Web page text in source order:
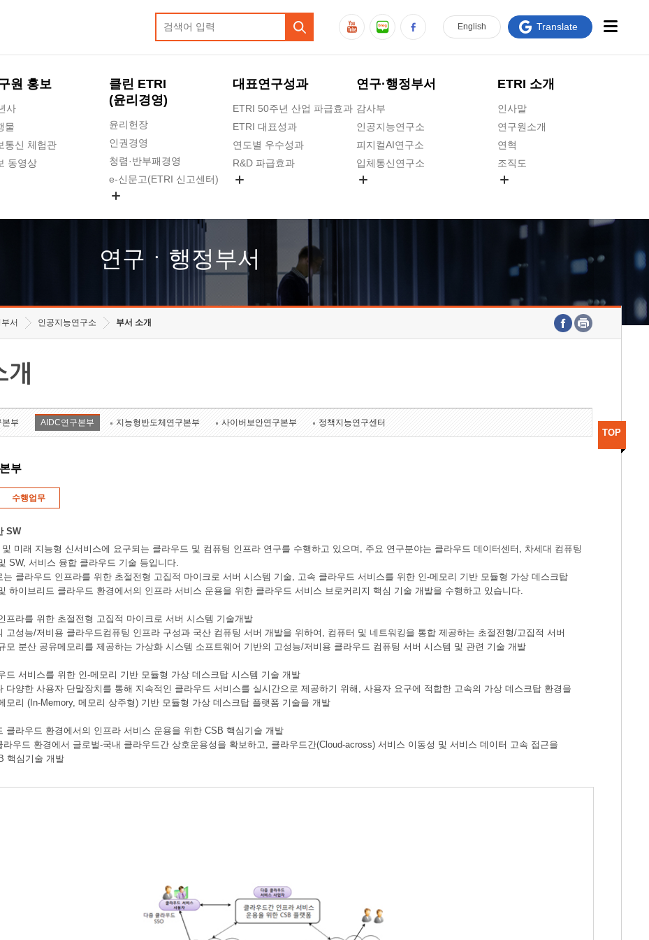
원 홍보
사
물
통신 체험관
동영상
클린 ETRI
(윤리경영)
윤리헌장
인권경영
청렴·반부패경영
e-신문고(ETRI 신고센터)
고객의소리
수의계약 현황
대표연구성과
ETRI 50주년 산업 파급효과
ETRI 대표성과
연도별 우수성과
R&D 파급효과
연구·행정부서
감사부
인공지능연구소
피지컬AI연구소
입체통신연구소
호남권연구본부
기획본부
ETRI 소개
인사말
연구원소개
연혁
조직도
연구원 고객헌장
주요업무연락처
English Translate
연구ㆍ행정부서
서 인공지능연구소 부서 소개
개
부 AIDC연구본부 지능형반도체연구본부 사이버보안연구본부 정책지능연구센터
부
수행업무
SW
미래 지능형 신서비스에 요구되는 클라우드 및 컴퓨팅 인프라 연구를 수행하고 있으며, 주요 연구분야는 클라우드 데이터센터, 차세대 컴퓨팅
SW, 서비스 융합 클라우드 기술 등입니다.
는 클라우드 인프라를 위한 초절전형 고집적 마이크로 서버 시스템 기술, 고속 클라우드 서비스를 위한 인-메모리 기반 모듈형 가상 데스크탑
하이브리드 클라우드 환경에서의 인프라 서비스 운용을 위한 클라우드 서비스 브로커리지 핵심 기술 개발을 수행하고 있습니다.
프라를 위한 초절전형 고집적 마이크로 서버 시스템 기술개발
고성능/저비용 클라우드컴퓨팅 인프라 구성과 국산 컴퓨팅 서버 개발을 위하여, 컴퓨터 및 네트워킹을 통합 제공하는 초절전형/고집적 서버
모 분산 공유메모리를 제공하는 가상화 시스템 소프트웨어 기반의 고성능/저비용 클라우드 컴퓨팅 서버 시스템 및 관련 기술 개발
드 서비스를 위한 인-메모리 기반 모듈형 가상 데스크탑 시스템 기술 개발
다양한 사용자 단말장치를 통해 지속적인 클라우드 서비스를 실시간으로 제공하기 위해, 사용자 요구에 적합한 고속의 가상 데스크탑 환경을
모리 (In-Memory, 메모리 상주형) 기반 모듈형 가상 데스크탑 플랫폼 기술을 개발
클라우드 환경에서의 인프라 서비스 운용을 위한 CSB 핵심기술 개발
라우드 환경에서 글로벌-국내 클라우드간 상호운용성을 확보하고, 클라우드간(Cloud-across) 서비스 이동성 및 서비스 데이터 고속 접근을
핵심기술 개발
TOP